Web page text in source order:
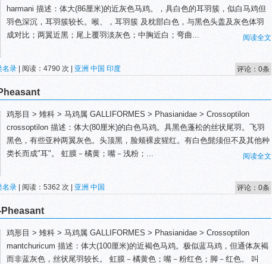
harmani 描述：体大(86厘米)的近灰色马鸡。，具白色的耳羽簇，似白马鸡但
羽色深沉，耳羽簇较长。喉、，耳羽簇 及枕部白色，与黑色头盖及灰色体羽
成对比；两翼近黑；尾上覆羽淡灰色；中胸近白；弯曲...
阅读全文
名录 | 阅读：4790 次 | 亚洲 中国 印度 评论：0条
鸡形目 > 雉科 > 马鸡属 GALLIFORMES > Phasianidae > Crossoptilon
crossoptilon 描述：体大(80厘米)的白色马鸡。具黑色蓬松的丝状尾羽。飞羽
黑色，有些亚种两翼灰色。头顶黑，脸颊裸皮猩红。有白色髭须但不及其他种
类长而成"耳"。 虹膜－橘黄；嘴－浅粉；...
阅读全文
名录 | 阅读：5362 次 | 亚洲 中国 评论：0条
鸡形目 > 雉科 > 马鸡属 GALLIFORMES > Phasianidae > Crossoptilon
mantchuricum 描述：体大(100厘米)的近褐色马鸡。极似蓝马鸡，但通体灰褐
而非蓝灰色，丝状尾羽较长。 虹膜－橘黄色；嘴－粉红色；脚－红色。 叫